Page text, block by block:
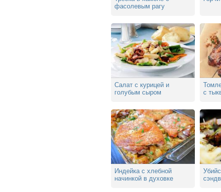
фасолевым рагу
Салат с курицей и
голубым сыром
с
Индейка с хлебной
начинкой в духовке